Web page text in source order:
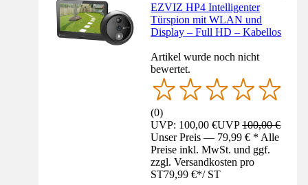
EZVIZ HP4 Intelligenter
Türspion mit WLAN und
Display – Full HD – Kabellos
Artikel wurde noch nicht
bewertet.
(0)
UVP: 100,00 €UVP100,00 €
Unser Preis — 79,99 € * Alle
Preise inkl. MwSt. und ggf.
zzgl. Versandkosten pro
ST79,99 €*/ ST